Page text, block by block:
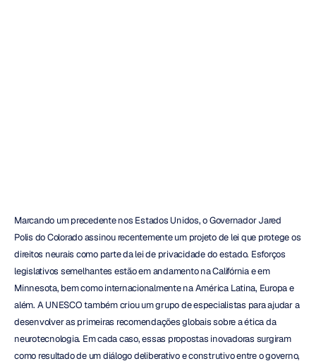
Marcando um precedente nos Estados Unidos, o Governador Jared
Polis do Colorado assinou recentemente um projeto de lei que protege os
direitos neurais como parte da lei de privacidade do estado. Esforços
legislativos semelhantes estão em andamento na Califórnia e em
Minnesota, bem como internacionalmente na América Latina, Europa e
além. A UNESCO também criou um grupo de especialistas para ajudar a
desenvolver as primeiras recomendações globais sobre a ética da
neurotecnologia. Em cada caso, essas propostas inovadoras surgiram
como resultado de um diálogo deliberativo e construtivo entre o governo,